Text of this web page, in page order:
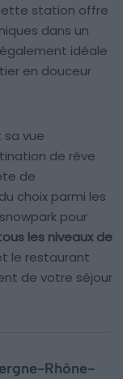
station offre
dans un
idéale
en douceur
vue
de rêve
de
choix parmi les
pour
les niveaux de
le restaurant
de votre séjour
Rhône-